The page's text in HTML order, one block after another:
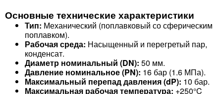
Основные технические характеристики
Тип: Механический (поплавковый со сферическим
поплавком).
Рабочая среда: Насыщенный и перегретый пар,
конденсат.
Диаметр номинальный (DN): 50 мм.
Давление номинальное (PN): 16 бар (1.6 МПа).
Максимальный перепад давления (dP): 10 бар.
Максимальная рабочая температура: +250°C